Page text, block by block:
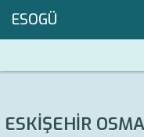
ESOGÜ
ESKİŞEHİR